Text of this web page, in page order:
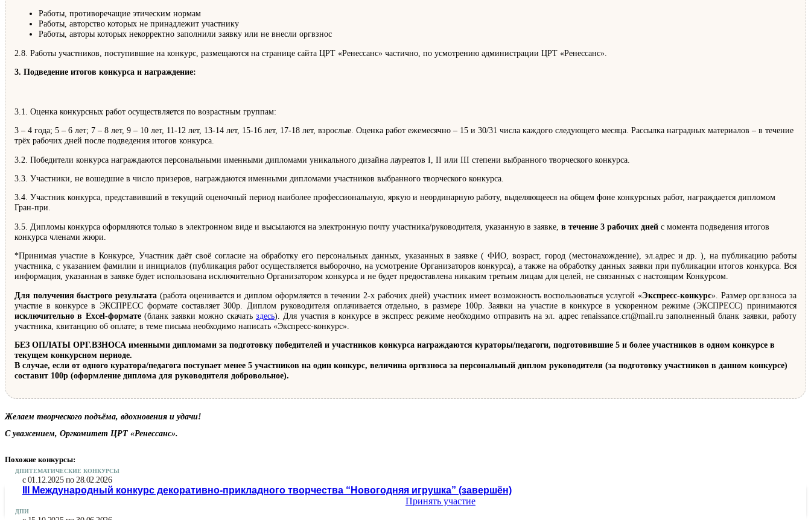
Работы, противоречащие этическим нормам
Работы, авторство которых не принадлежит участнику
Работы, авторы которых некорректно заполнили заявку или не внесли оргвзнос
2.8. Работы участников, поступившие на конкурс, размещаются на странице сайта ЦРТ «Ренессанс» частично, по усмотрению администрации ЦРТ «Ренессанс».
3. Подведение итогов конкурса и награждение:
3.1. Оценка конкурсных работ осуществляется по возрастным группам:
3 – 4 года; 5 – 6 лет; 7 – 8 лет, 9 – 10 лет, 11-12 лет, 13-14 лет, 15-16 лет, 17-18 лет, взрослые. Оценка работ ежемесячно – 15 и 30/31 числа каждого следующего месяца. Рассылка наградных материалов – в течение
трёх рабочих дней после подведения итогов конкурса.
3.2. Победители конкурса награждаются персональными именными дипломами уникального дизайна лауреатов I, II или III степени выбранного творческого конкурса.
3.3. Участники, не вошедшие в число призеров, награждаются именными дипломами участников выбранного творческого конкурса.
3.4. Участник конкурса, представивший в текущий оценочный период наиболее профессиональную, яркую и неординарную работу, выделяющееся на общем фоне конкурсных работ, награждается дипломом
Гран-при.
3.5. Дипломы конкурса оформляются только в электронном виде и высылаются на электронную почту участника/руководителя, указанную в заявке, в течение 3 рабочих дней с момента подведения итогов
конкурса членами жюри.
*Принимая участие в Конкурсе, Участник даёт своё согласие на обработку его персональных данных, указанных в заявке ( ФИО, возраст, город (местонахождение), эл.адрес и др. ), на публикацию работы
участника, с указанием фамилии и инициалов (публикация работ осуществляется выборочно, на усмотрение Организаторов конкурса), а также на обработку данных заявки при публикации итогов конкурса. Вся
информация, указанная в заявке будет использована исключительно Организатором конкурса и не будет предоставлена никаким третьим лицам для целей, не связанных с настоящим Конкурсом.
Для получения быстрого результата (работа оценивается и диплом оформляется в течении 2-х рабочих дней) участник имеет возможность воспользоваться услугой «Экспресс-конкурс». Размер орг.взноса за
участие в конкурсе в ЭКСПРЕСС формате составляет 300р. Диплом руководителя оплачивается отдельно, в размере 100р. Заявки на участие в конкурсе в ускоренном режиме (ЭКСПРЕСС) принимаются
исключительно в Excel-формате(бланк заявки можно скачатьздесь). Для участия в конкурсе в экспресс режиме необходимо отправить на эл. адрес renaissance.crt@mail.ru заполненный бланк заявки, работу
участника, квитанцию об оплате; в теме письма необходимо написать «Экспресс-конкурс».
БЕЗ ОПЛАТЫ ОРГ.ВЗНОСА именными дипломами за подготовку победителей и участников конкурса награждаются кураторы/педагоги, подготовившие 5 и более участников в одном конкурсе в
текущем конкурсном периоде.
В случае, если от одного куратора/педагога поступает менее 5 участников на один конкурс, величина оргвзноса за персональный диплом руководителя (за подготовку участников в данном конкурсе)
составит 100р (оформление диплома для руководителя добровольное).
Желаем творческого подъёма, вдохновения и удачи!
С уважением, Оргкомитет ЦРТ «Ренессанс».
Похожие конкурсы:
ДПИТЕМАТИЧЕСКИЕ КОНКУРСЫ
с 01.12.2025 по 28.02.2026
III Международный конкурс декоративно-прикладного творчества “Новогодняя игрушка” (завершён)
Принять участие
ДПИ